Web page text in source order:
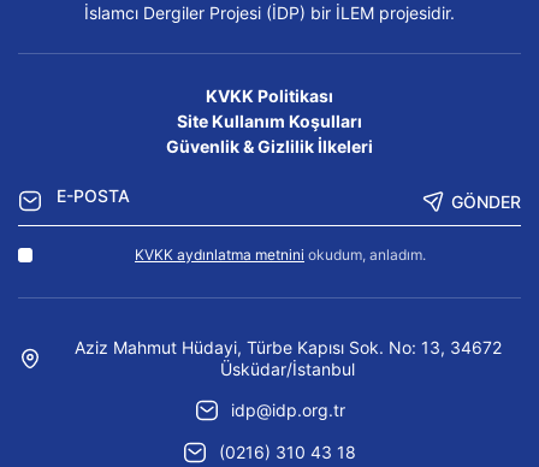
İslamcı Dergiler Projesi (İDP) bir İLEM projesidir.
KVKK Politikası
Site Kullanım Koşulları
Güvenlik & Gizlilik İlkeleri
GÖNDER
KVKK aydınlatma metnini okudum, anladım.
Aziz Mahmut Hüdayi, Türbe Kapısı Sok. No: 13, 34672
Üsküdar/İstanbul
idp@idp.org.tr
(0216) 310 43 18